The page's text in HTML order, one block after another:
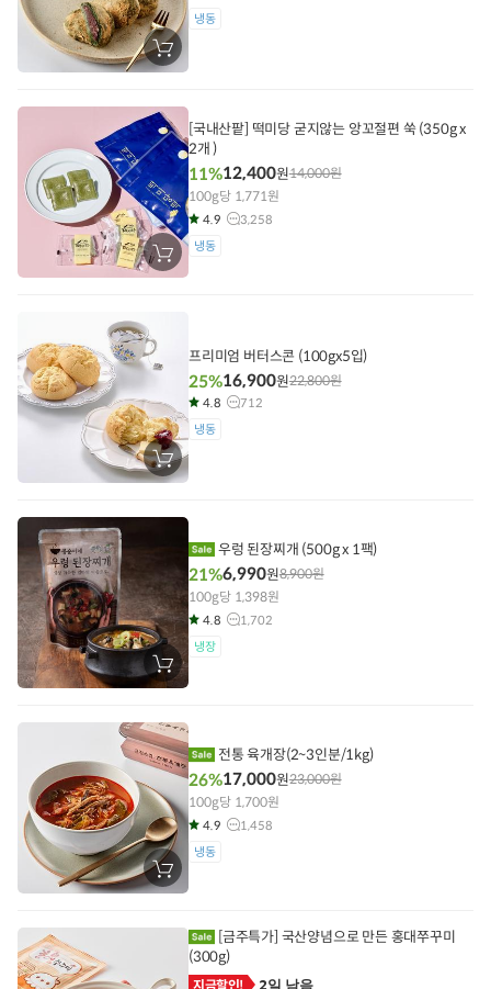
장
바
에
담
기
냉동
장
바
[국내산팥] 떡미당 굳지않는 앙꼬절편 쑥 (350g x
2개 )
11%12,400원14,000원
100g당 1,771원
4.9
3,258
냉동
장
바
에
프리미엄 버터스콘 (100gx5입)
25%16,900원22,800원
4.8
712
냉동
장
바
에
담
기
우렁 된장찌개 (500g x 1팩)
21%6,990원8,900원
100g당 1,398원
4.8
1,702
냉장
장
바
에
전통 육개장(2~3인분/1kg)
26%17,000원23,000원
100g당 1,700원
4.9
1,458
냉동
(300g)
지금할인! 2일 남음